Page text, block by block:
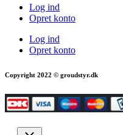
Log ind
Opret konto
Log ind
Opret konto
Copyright 2022 © groudstyr.dk